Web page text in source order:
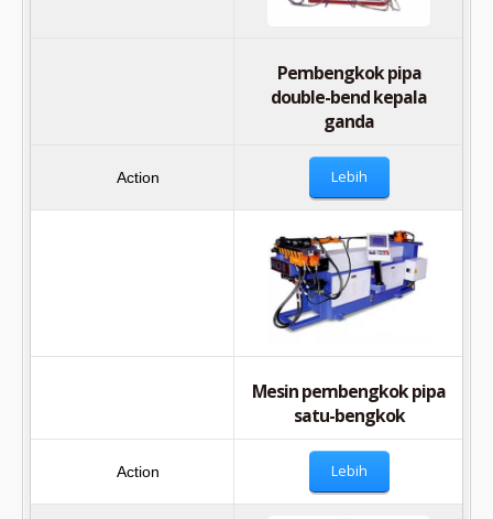
Pembengkok pipa
double-bend kepala
ganda
Lebih
Mesin pembengkok pipa
satu-bengkok
Lebih